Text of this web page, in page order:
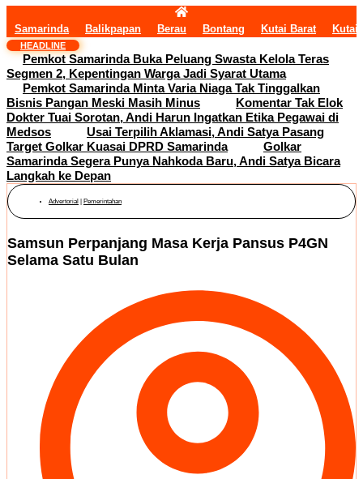
Samarinda Balikpapan Berau Bontang Kutai Barat Kutai
HEADLINE
Pemkot Samarinda Buka Peluang Swasta Kelola Teras
Segmen 2, Kepentingan Warga Jadi Syarat Utama
Pemkot Samarinda Minta Varia Niaga Tak Tinggalkan
Bisnis Pangan Meski Masih Minus
Komentar Tak Elok
Dokter Tuai Sorotan, Andi Harun Ingatkan Etika Pegawai di
Medsos
Usai Terpilih Aklamasi, Andi Satya Pasang
Target Golkar Kuasai DPRD Samarinda
Golkar
Samarinda Segera Punya Nahkoda Baru, Andi Satya Bicara
Langkah ke Depan
Advertorial Pemerintahan
Samsun Perpanjang Masa Kerja Pansus P4GN
Selama Satu Bulan